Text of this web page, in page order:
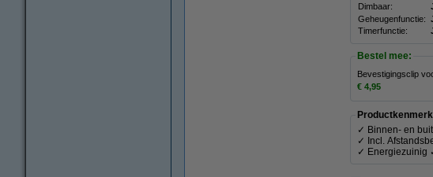
Dimbaar:
Geheugenfunctie:
Timerfunctie:
Bestel mee:
Bevestigingsclip
€ 4,95
✓ Binnen- en
✓ Incl.
✓ Energiezuinig